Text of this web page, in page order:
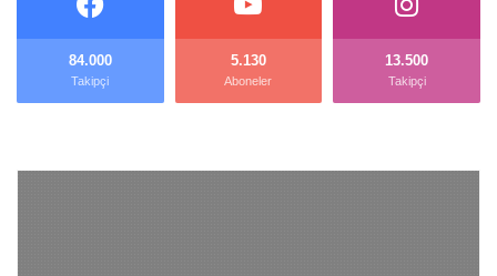
84.000
Takipçi
5.130
Aboneler
13.500
Takipçi